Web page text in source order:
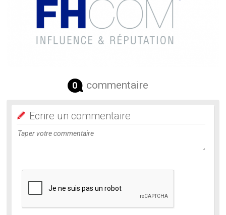
0 commentaire
Ecrire un commentaire